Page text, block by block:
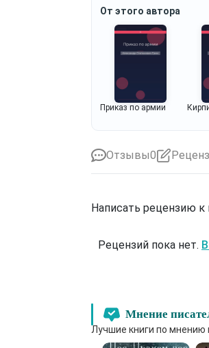
От этого автора
Приказ по армии
Отзывы0
Написать рецензию
Рецензий пока нет.
Мнение
Лучшие книги по мнению